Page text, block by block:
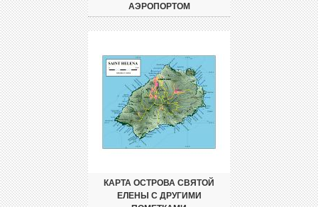
АЭРОПОРТОМ
КАРТА ОСТРОВА СВЯТОЙ
ЕЛЕНЫ С ДРУГИМИ